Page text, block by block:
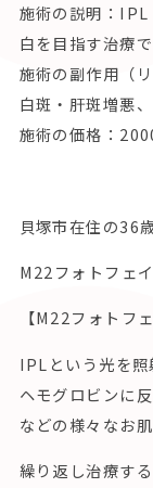
施術の説明： IPL
白を目指す治療で
施術の副作用（リ
白斑・肝斑増悪
施術の価格：
貝塚市在住の36
M22フォトフェ
【M22フォトフ
IPLという光を照
ヘモグロビンに
などの様々なお
繰り返し治療す